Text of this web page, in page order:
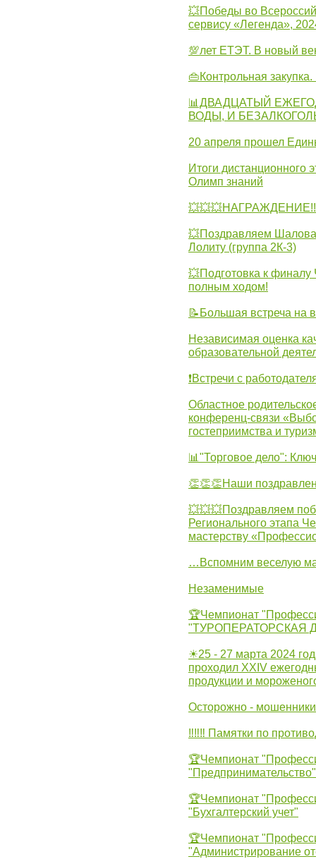
💥Победы во
сервису «Легенда»,
💯лет ЕТЭТ. В новый
👜Контрольная
📊ДВАДЦАТЫЙ
ВОДЫ, И
20 апреля прошел
Итоги дистанционного
Олимп знаний
💥Поздравляем
Лолиту (группа 2К-3)
💥Подготовка к
полным ходом!
📝Большая встреча на
Независимая оценка
образовательной
❗Встречи с
Областное
конференц-связи
гостеприимства и
📊"Торговое дело":
👏👏👏Наши
💥💥💥Поздравляем
Регионального этапа
мастерству
…Вспомним веселую
Незаменимые
🏆Чемпионат
"ТУРОПЕРАТОРСКАЯ
☀25 - 27 марта 2024
проходил XXIV
продукции и
Осторожно -
‼‼‼ Памятки по
🏆Чемпионат
"Предпринимательство"
🏆Чемпионат
"Бухгалтерский учет"
🏆Чемпионат
"Администрирование